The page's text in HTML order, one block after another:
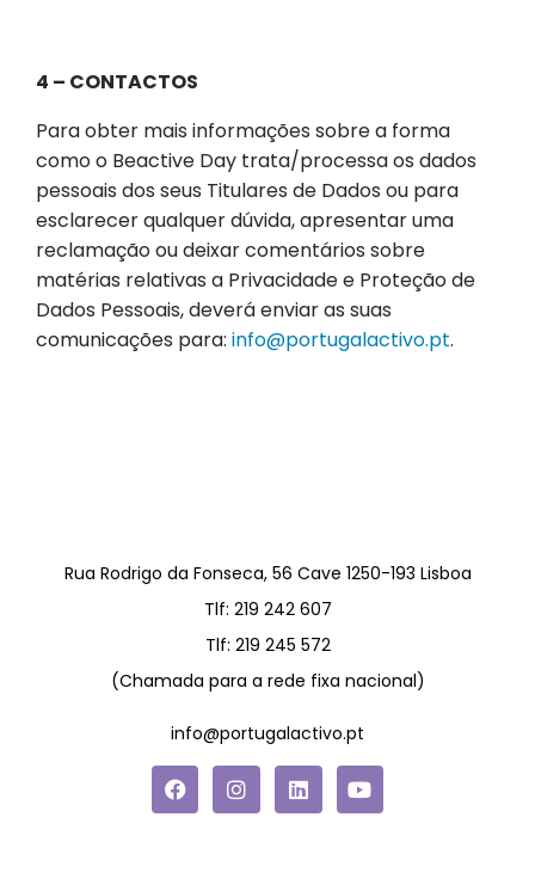
4 – CONTACTOS
Para obter mais informações sobre a forma
como o Beactive Day trata/processa os dados
pessoais dos seus Titulares de Dados ou para
esclarecer qualquer dúvida, apresentar uma
reclamação ou deixar comentários sobre
matérias relativas a Privacidade e Proteção de
Dados Pessoais, deverá enviar as suas
comunicações para: info@portugalactivo.pt.
Rua Rodrigo da Fonseca, 56 Cave 1250-193 Lisboa
Tlf: 219 242 607
Tlf: 219 245 572
(Chamada para a rede fixa nacional)
info@portugalactivo.pt